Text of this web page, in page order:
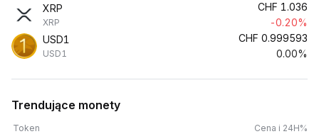
XRP
XRP
CHF 1.036
-0.20%
USD1
USD1
CHF 0.999593
0.00%
Trendujące monety
Token Cena i 24H%